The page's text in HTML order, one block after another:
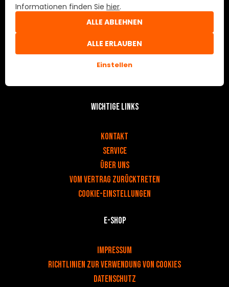
Prime Center 1
8058 Zürich
Schneller Kontakt
Wichtige Links
Kontakt
Service
Über uns
Vom Vertrag zurücktreten
Cookie-Einstellungen
E-Shop
Impressum
Richtlinien zur Verwendung von Cookies
DATENSCHUTZ
Informationen finden Sie hier.
Einstellen
ALLE ABLEHNEN
ALLE ERLAUBEN